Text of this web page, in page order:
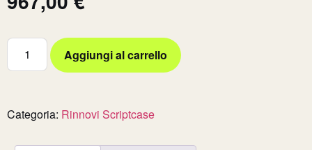
Aggiungi al carrello
Categoria: Rinnovi Scriptcase